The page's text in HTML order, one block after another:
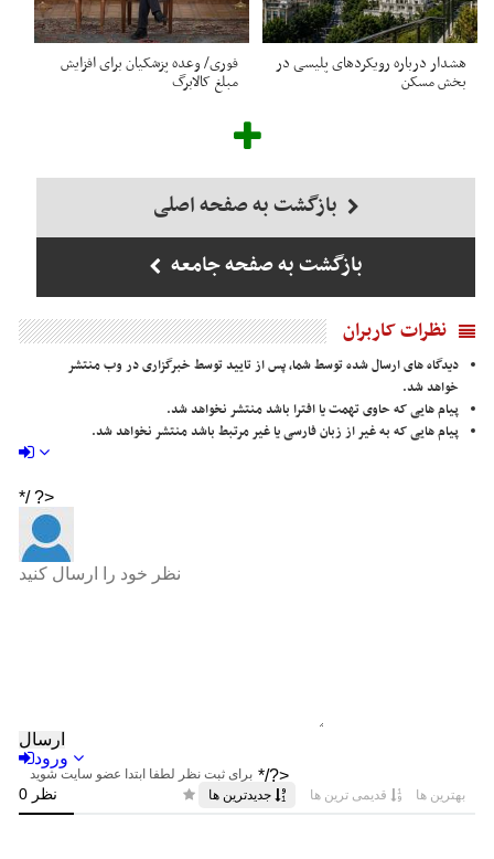
هشدار درباره رویکردهای پلیسی در
بخش مسکن
فوری/ وعده پزشکیان برای افزایش
مبلغ کالابرگ
بازگشت به صفحه اصلی
بازگشت به صفحه جامعه
نظرات کاربران
دیدگاه های ارسال شده توسط شما، پس از تایید توسط خبرگزاری در وب منتشر
خواهد شد.
پیام هایی که حاوی تهمت یا افترا باشد منتشر نخواهد شد.
پیام هایی که به غیر از زبان فارسی یا غیر مرتبط باشد منتشر نخواهد شد.